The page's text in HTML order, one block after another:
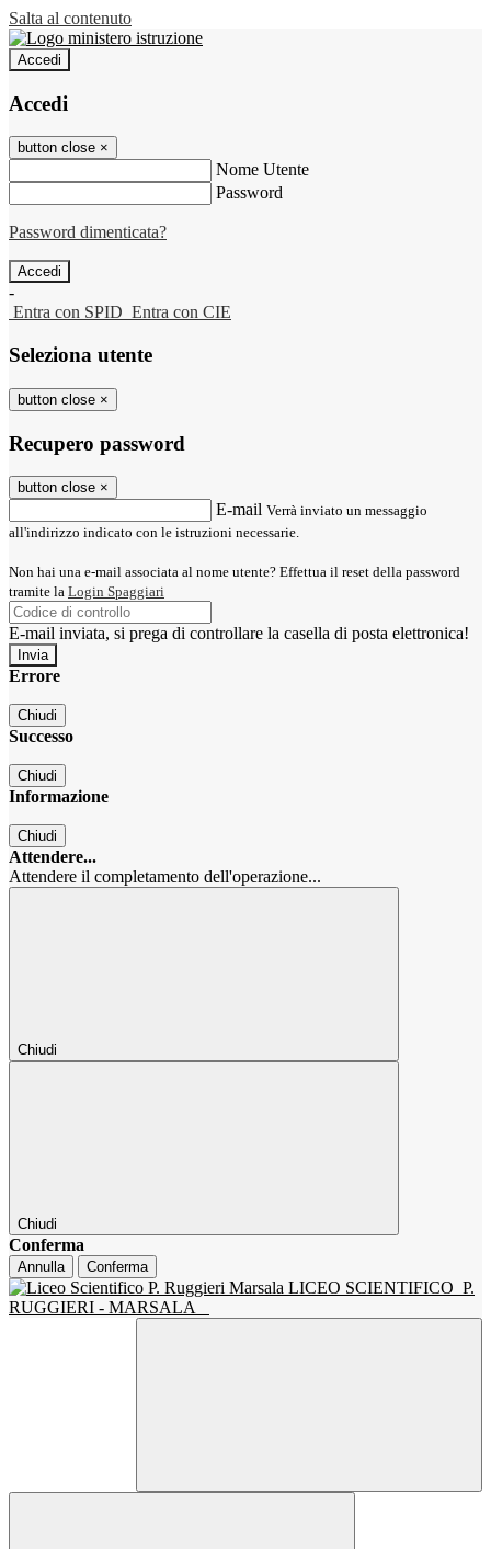
Salta al contenuto
Accedi
Accedi
button close ×
Nome Utente
Password
Password dimenticata?
-
Entra con SPID Entra con CIE
Seleziona utente
button close ×
Recupero password
button close ×
E-mail Verrà inviato un messaggio
all'indirizzo indicato con le istruzioni necessarie.
Non hai una e-mail associata al nome utente? Effettua il reset della password
tramite la Login Spaggiari
E-mail inviata, si prega di controllare la casella di posta elettronica!
Errore
Chiudi
Successo
Chiudi
Informazione
Chiudi
Attendere...
Attendere il completamento dell'operazione...
Chiudi
Chiudi
Conferma
Annulla Conferma
LICEO SCIENTIFICO P.
RUGGIERI - MARSALA